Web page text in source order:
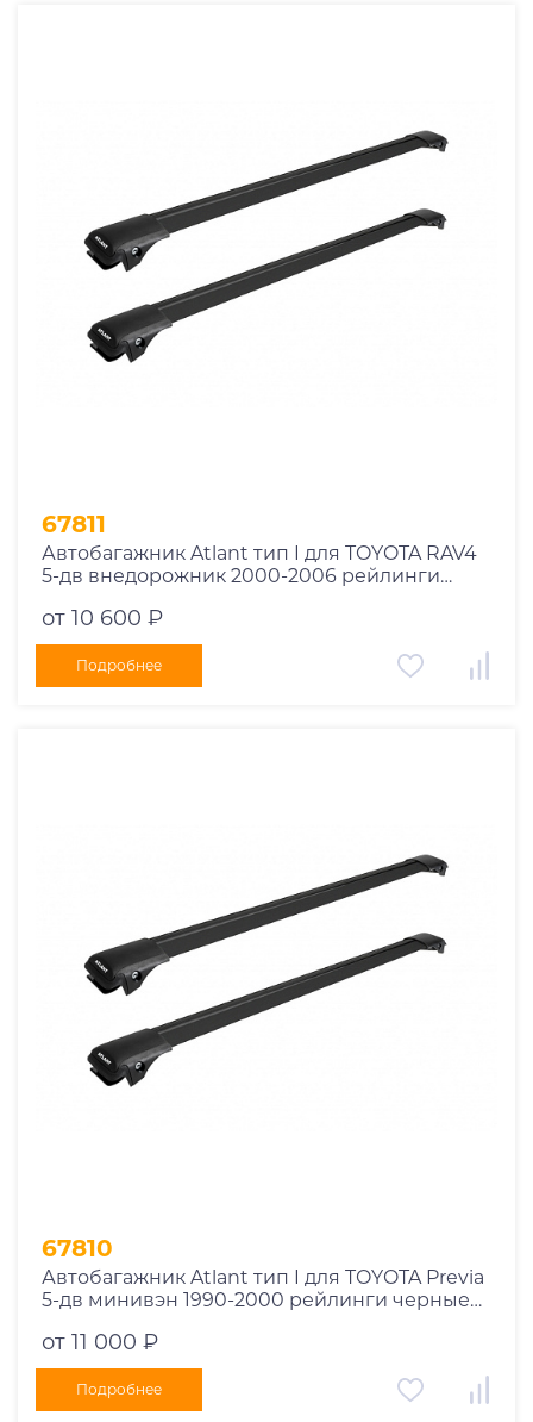
67811
Автобагажник Atlant тип I для TOYOTA RAV4
5-дв внедорожник 2000-2006 рейлинги
от 10 600 ₽
Подробнее
67810
Автобагажник Atlant тип I для TOYOTA Previa
5-дв минивэн 1990-2000 рейлинги черные
от 11 000 ₽
Подробнее